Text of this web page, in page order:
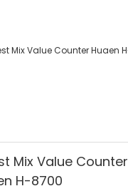
Mix Value Counter
H-8700